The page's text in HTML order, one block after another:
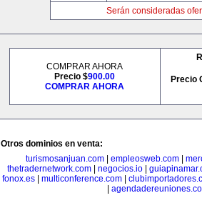
Serán consideradas
COMPRAR AHORA
Precio $900.00
COMPRAR AHORA
Precio
Otros dominios en venta:
turismosanjuan.com| empleosweb.com|
thetradernetwork.com
negocios.io
fonox.es| multiconference.com|